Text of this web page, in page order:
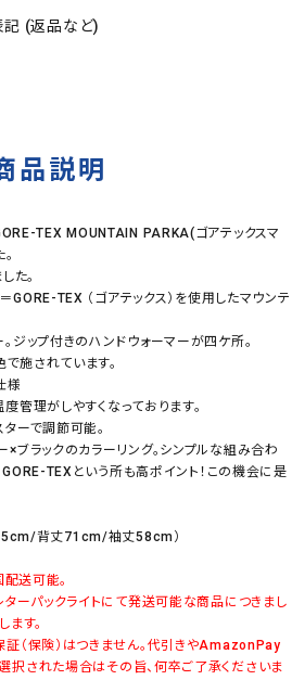
記 (返品など)
品説明
TEX MOUNTAIN PARKA(ゴアテックスマ
た。
GORE-TEX （ゴアテックス）を使用したマウンテ
ジップ付きのハンドウォーマーが四ケ所。
施されています。
様
管理がしやすくなっております。
ーで調節可能。
×ブラックのカラーリング。シンプルな組み合わ
GORE-TEXという所も高ポイント！この機会に是
背丈71cm/袖丈58cm）
配送可能。
ターパックライトにて発送可能な商品につきまし
ます。
証（保険）はつきません。代引きやAmazonPay
択された場合はその旨、何卒ご了承くださいま